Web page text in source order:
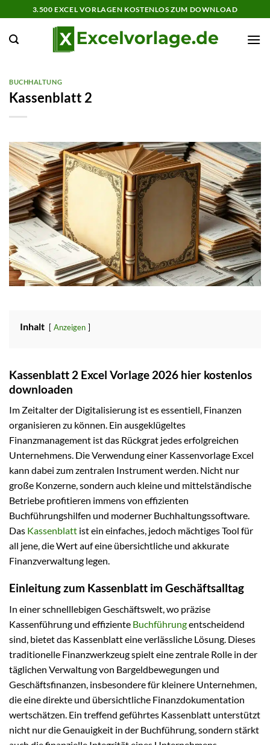
Inhalt
springen
3.500 EXCEL VORLAGEN KOSTENLOS ZUM DOWNLOAD
BUCHHALTUNG
Kassenblatt 2
Inhalt Anzeigen
Kassenblatt 2 Excel Vorlage 2026 hier kostenlos
downloaden
Im Zeitalter der Digitalisierung ist es essentiell, Finanzen
organisieren zu können. Ein ausgeklügeltes
Finanzmanagement ist das Rückgrat jedes erfolgreichen
Unternehmens. Die Verwendung einer Kassenvorlage Excel
kann dabei zum zentralen Instrument werden. Nicht nur
große Konzerne, sondern auch kleine und mittelständische
Betriebe profitieren immens von effizienten
Buchführungshilfen und moderner Buchhaltungssoftware.
Das Kassenblatt ist ein einfaches, jedoch mächtiges Tool für
all jene, die Wert auf eine übersichtliche und akkurate
Finanzverwaltung legen.
Einleitung zum Kassenblatt im Geschäftsalltag
In einer schnelllebigen Geschäftswelt, wo präzise
Kassenführung und effiziente Buchführungentscheidend
sind, bietet das Kassenblatt eine verlässliche Lösung. Dieses
traditionelle Finanzwerkzeug spielt eine zentrale Rolle in der
täglichen Verwaltung von Bargeldbewegungen und
Geschäftsfinanzen, insbesondere für kleinere Unternehmen,
die eine direkte und übersichtliche Finanzdokumentation
wertschätzen. Ein treffend geführtes Kassenblatt unterstützt
nicht nur die Genauigkeit in der Buchführung, sondern stärkt